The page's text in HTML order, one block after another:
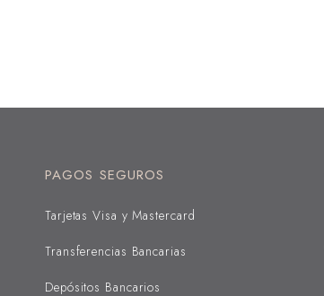
PAGOS SEGUROS
Tarjetas Visa y Mastercard
Transferencias Bancarias
Depósitos Bancarios